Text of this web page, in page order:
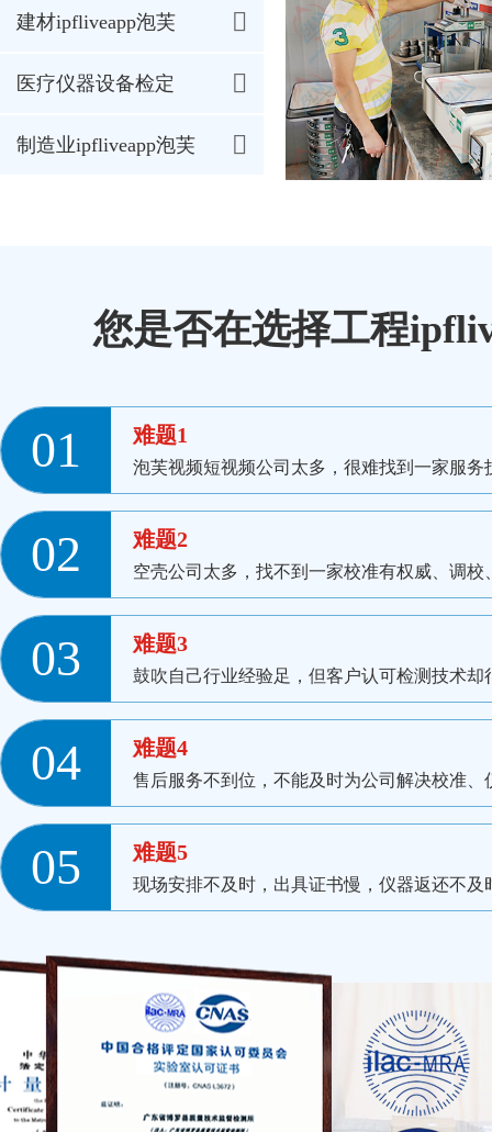
建材ipfliveapp泡芙
医疗仪器设备检定
制造业ipfliveapp泡芙
您是否在选择工程
01 难题1
泡芙视频短视频公司太多，很难找到一家服务
02 难题2
空壳公司太多，找不到一家校准有权威、调校
03 难题3
鼓吹自己行业经验足，但客户认可检测技术却很
04 难题4
售后服务不到位，不能及时为公司解决校准
05 难题5
现场安排不及时，出具证书慢，仪器返还不及